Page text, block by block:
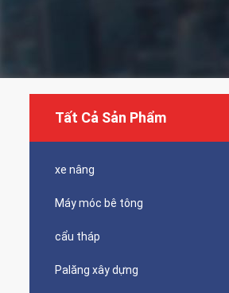
Tất Cả Sản Phẩm
xe nâng
Máy móc bê tông
cẩu tháp
Palăng xây dựng